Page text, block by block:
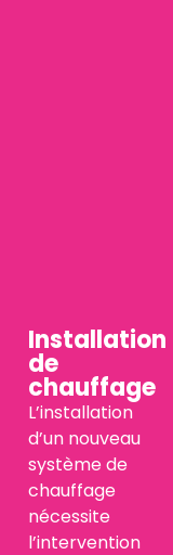
Installation
de
chauffage
L’installation
d’un nouveau
système de
chauffage
nécessite
l’intervention